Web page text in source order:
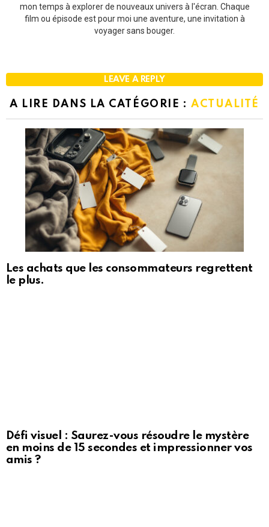
mon temps à explorer de nouveaux univers à l'écran. Chaque
film ou épisode est pour moi une aventure, une invitation à
voyager sans bouger.
LEAVE A REPLY
A LIRE DANS LA CATÉGORIE : ACTUALITÉ
Les achats que les consommateurs regrettent
le plus.
Défi visuel : Saurez-vous résoudre le mystère
en moins de 15 secondes et impressionner vos
amis ?